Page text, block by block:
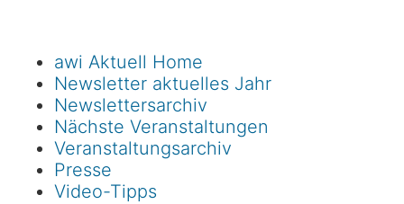
awi Aktuell Home
Newsletter aktuelles Jahr
Newslettersarchiv
Nächste Veranstaltungen
Veranstaltungsarchiv
Presse
Video-Tipps